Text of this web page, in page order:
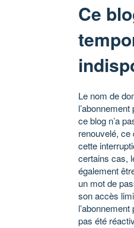
Ce
Le nom de
ce blog n’a
renouvelé, ce
cette
certains cas,
également
un mot de
son accès
l’abonnement
pas été